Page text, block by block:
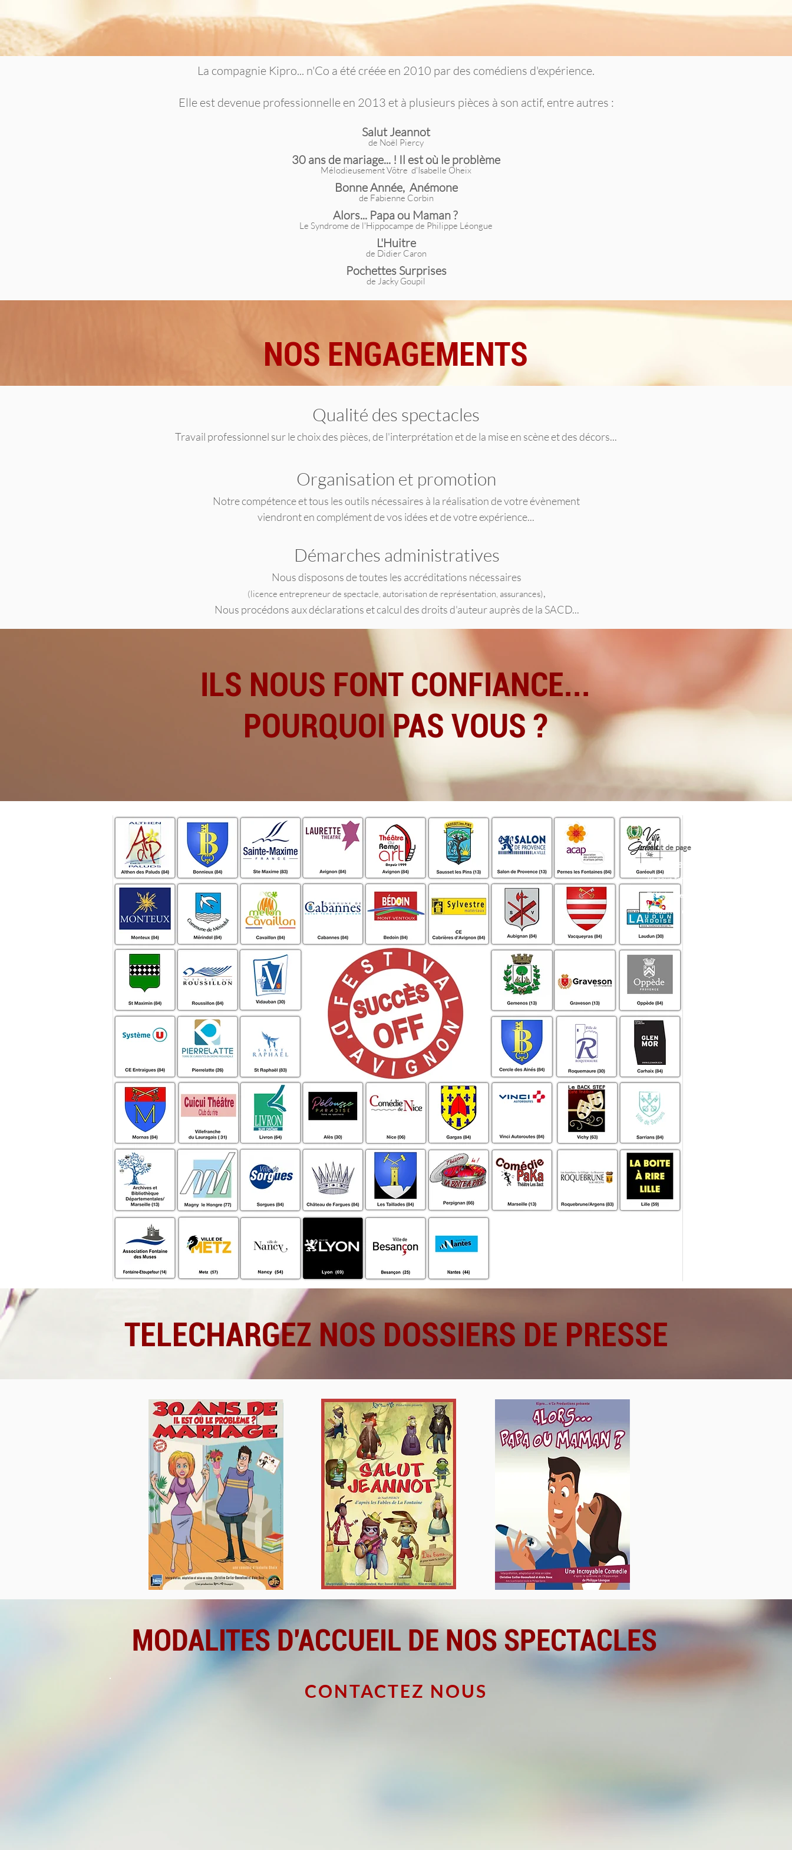
Haut de page
Nos engagements
Ils nous font confiance
Téléchargez nos dossiers de presse
Modalités d'accueil
La compagnie Kipro... n'Co a été créée en 2010 par des comédiens d'expérience.
Elle est devenue professionnelle en 2013 et à plusieurs pièces à son actif, entre autres :
Salut Jeannot
de Noël Piercy
30 ans de mariage... ! Il est où le problème
Mélodieusement Vôtre d'Isabelle Oheix
Bonne Année, Anémone
de Fabienne Corbin
Alors... Papa ou Maman ?
Le Syndrome de l'Hippocampe de Philippe Léongue
L'Huitre
de Didier Caron
Pochettes Surprises
de Jacky Goupil
NOS ENGAGEMENTS
Qualité des spectacles
Travail professionnel sur le choix des pièces, de l'interprétation et de la mise en scène et des décors...
Organisation et promotion
Notre compétence et tous les outils nécessaires à la réalisation de votre évènement
viendront en complément de vos idées et de votre expérience...
Démarches administratives
Nous disposons de toutes les accréditations nécessaires
(licence entrepreneur de spectacle, autorisation de représentation, assurances),
Nous procédons aux déclarations et calcul des droits d'auteur auprès de la SACD...
ILS NOUS FONT CONFIANCE...
POURQUOI PAS VOUS ?
TELECHARGEZ NOS DOSSIERS DE PRESSE
MODALITES D'ACCUEIL DE NOS SPECTACLES
CONTACTEZ NOUS